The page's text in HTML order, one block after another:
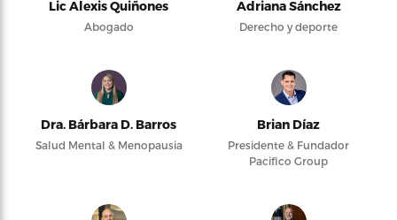
Lic Alexis Quiñones
Abogado
Adriana Sánchez
Derecho y deporte
Dra. Bárbara D. Barros
Salud Mental & Menopausia
Brian Díaz
Presidente & Fundador
Pacifico Group